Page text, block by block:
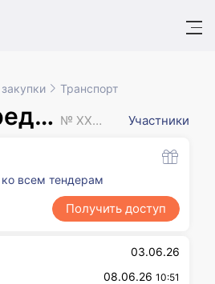
Транспорт
№ XXXXXXX Участники
всем тендерам
Получить доступ
03.06.26
08.06.26 10:51